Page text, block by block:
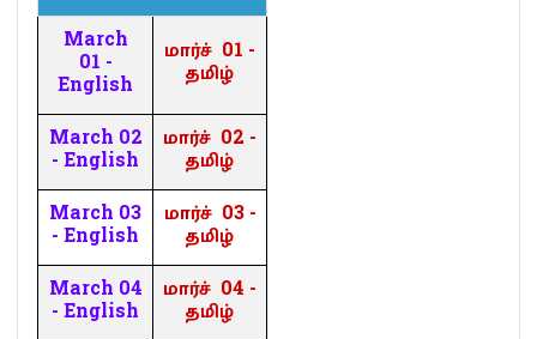
March
01 -
English
மார்ச் 01 -
தமிழ்
March 02
- English
மார்ச் 02 -
தமிழ்
March 03
- English
மார்ச் 03 -
தமிழ்
March 04
- English
மார்ச் 04 -
தமிழ்